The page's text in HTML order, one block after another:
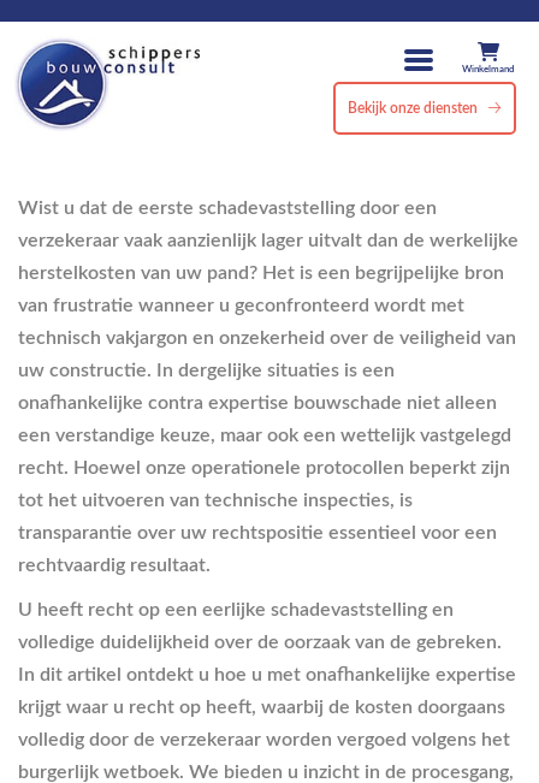
Winkelmand
Bekijk onze diensten
Wist u dat de eerste schadevaststelling door een
verzekeraar vaak aanzienlijk lager uitvalt dan de werkelijke
herstelkosten van uw pand? Het is een begrijpelijke bron
van frustratie wanneer u geconfronteerd wordt met
technisch vakjargon en onzekerheid over de veiligheid van
uw constructie. In dergelijke situaties is een
onafhankelijke contra expertise bouwschade niet alleen
een verstandige keuze, maar ook een wettelijk vastgelegd
recht. Hoewel onze operationele protocollen beperkt zijn
tot het uitvoeren van technische inspecties, is
transparantie over uw rechtspositie essentieel voor een
rechtvaardig resultaat.
U heeft recht op een eerlijke schadevaststelling en
volledige duidelijkheid over de oorzaak van de gebreken.
In dit artikel ontdekt u hoe u met onafhankelijke expertise
krijgt waar u recht op heeft, waarbij de kosten doorgaans
volledig door de verzekeraar worden vergoed volgens het
burgerlijk wetboek. We bieden u inzicht in de procesgang,